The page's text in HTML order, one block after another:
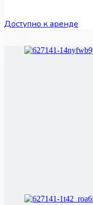
Доступно к аренде